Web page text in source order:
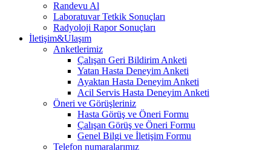
Randevu Al
Laboratuvar Tetkik Sonuçları
Radyoloji Rapor Sonuçları
İletişim&Ulaşım
Anketlerimiz
Çalışan Geri Bildirim Anketi
Yatan Hasta Deneyim Anketi
Ayaktan Hasta Deneyim Anketi
Acil Servis Hasta Deneyim Anketi
Öneri ve Görüşleriniz
Hasta Görüş ve Öneri Formu
Çalışan Görüş ve Öneri Formu
Genel Bilgi ve İletişim Formu
Telefon numaralarımız